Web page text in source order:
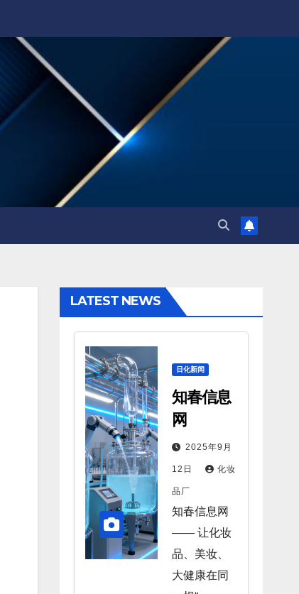
LATEST NEWS
日化新闻
知春信息
网
2025年9月
12日 化妆
品厂
知春信息网
—— 让化妆
品、美妆、
大健康在同